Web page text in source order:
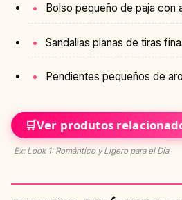
Bolso pequeño de paja con
Sandalias planas de tiras
Pendientes pequeños de
🛒Ver produtos
Ex: Look 1: Romántico y Ligero para el Día